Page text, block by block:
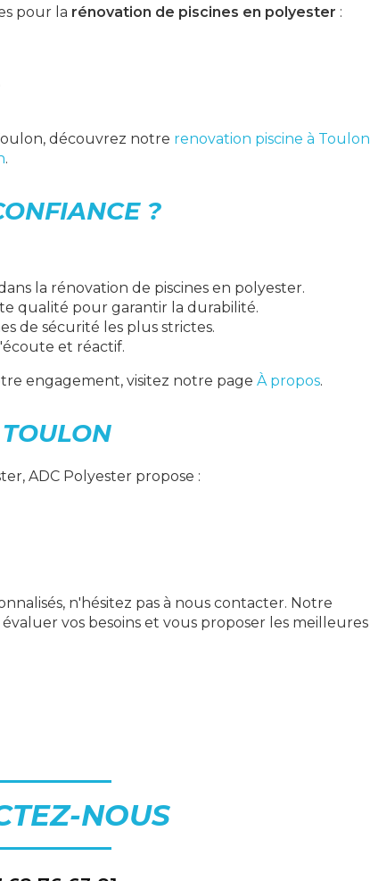
pour la rénovation de piscines en polyester :
découvrez notre renovation piscine à Toulon
.
?
la rénovation de piscines en polyester.
qualité pour garantir la durabilité.
de sécurité les plus strictes.
et réactif.
engagement, visitez notre page À propos.
ADC Polyester propose :
n'hésitez pas à nous contacter. Notre
vos besoins et vous proposer les meilleures
NOUS